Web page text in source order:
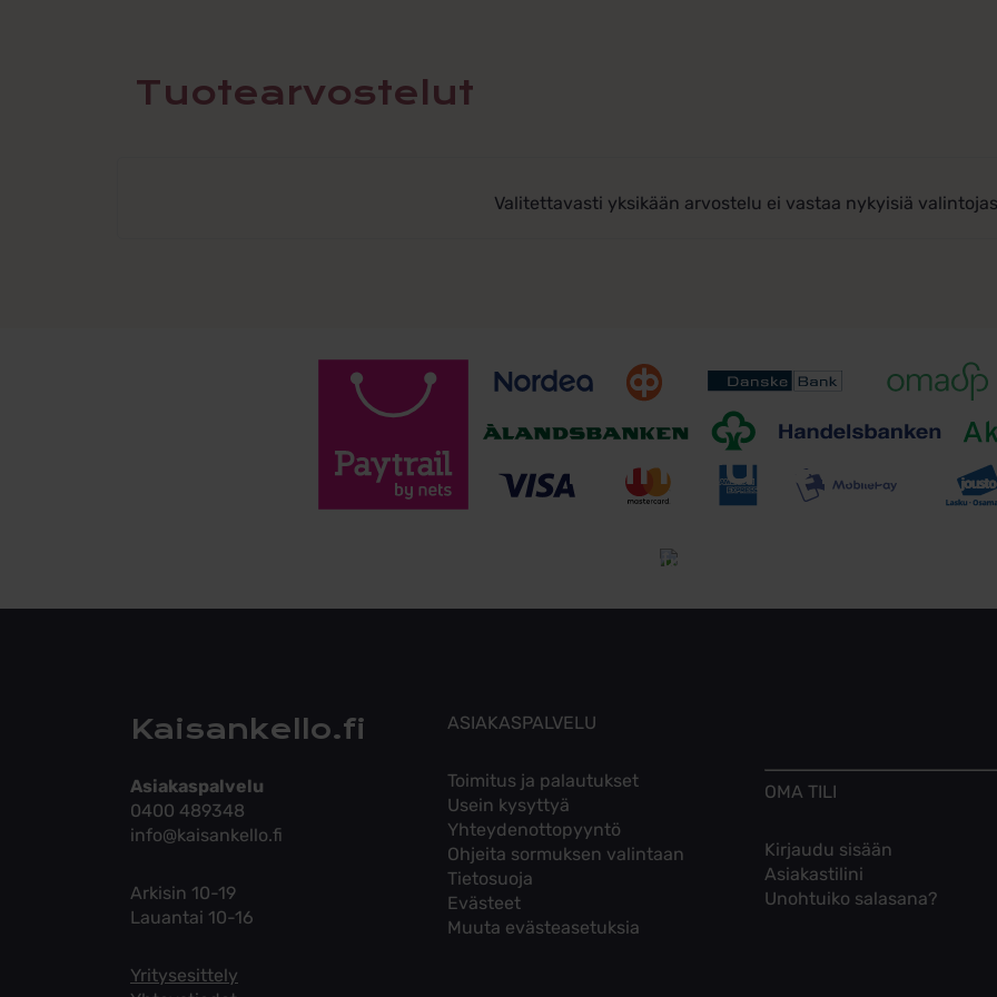
Tuotearvostelut
Valitettavasti yksikään arvostelu ei vastaa nykyisiä
Toimitusehdot
Tutustu toimitusehtoihin
Kaisankello.fi
Asiakaspalvelu
0400 489348
info@kaisankello.fi
Arkisin 10-19
Lauantai 10-16
Yritysesittely
ASIAKASPALVELU
Toimitus ja palautukset
Usein kysyttyä
Yhteydenottopyyntö
Ohjeita sormuksen valintaan
Tietosuoja
Evästeet
Muuta evästeasetuksia
OMA TILI
Kirjaudu sisään
Asiakastilini
Unohtuiko salasana?